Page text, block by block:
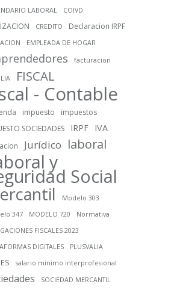
LABORAL COIVD
CREDITO Declaracion IRPF
EMPLEADA DE HOGAR
facturacion
FISCAL
- Contable
impuesto
impuestos
SOCIEDADES
IRPF IVA
Jurídico laboral
y
Social
Modelo 303
347
MODELO 720
Normativa
FISCALES 2023
DIGITALES
PLUSVALIA
salario mínimo interprofesional
SOCIEDAD MERCANTIL